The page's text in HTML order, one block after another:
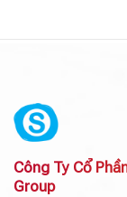
Công Ty Cổ
Group